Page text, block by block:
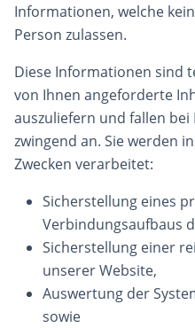
Informationen, welche
Person zulassen.
Diese Informationen sind
von Ihnen angeforderte
auszuliefern und fallen
zwingend an. Sie werden
Zwecken verarbeitet:
Sicherstellung eines
Verbindungsaufbaus
Sicherstellung einer
unserer Website,
Auswertung der
sowie